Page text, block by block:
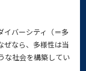
イバーシティ（＝多
ぜなら、多様性は当
な社会を構築してい